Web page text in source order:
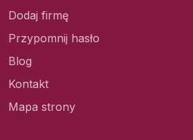
Dodaj firmę
Przypomnij hasło
Blog
Kontakt
Mapa strony